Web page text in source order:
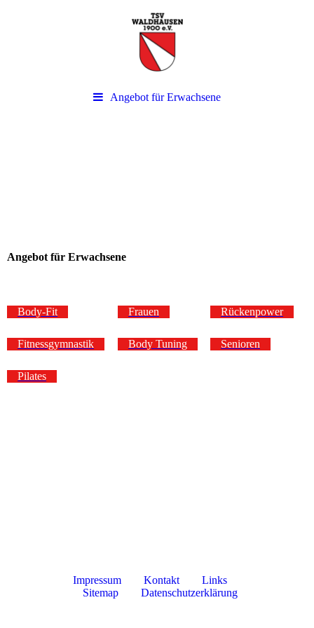
Angebot für Erwachsene
Angebot für Erwachsene
Body-Fit Frauen Rückenpower
Fitnessgymnastik Body Tuning Senioren
Pilates
Impressum Kontakt
Links
Sitemap
Datenschutzerklärung